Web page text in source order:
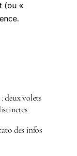
(ou «
deux volets
des infos